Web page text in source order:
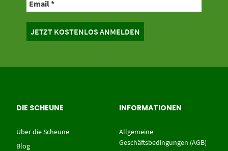
DIE SCHEUNE
Über die Scheune
Blog
INFORMATIONEN
Allgemeine
Geschäftsbedingungen (AGB)